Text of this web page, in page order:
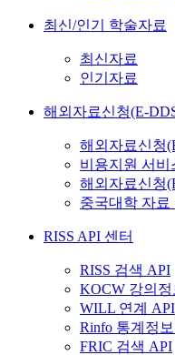
최신/인기 학술자료
최신자료
인기자료
해외자료신청(E-
해외자료신청
비용지원 서비
해외자료신청
중국대학 자료
RISS API 센터
RISS 검색 API
KOCW 강의
WILL 연계 API
Rinfo 통계정
FRIC 검색 API